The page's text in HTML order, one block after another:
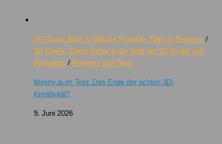
3D-Druck Blog: Entdecke Projekte, Tipps & Reviews /
3D-Grafik: Deine Reise in die Welt der 3D Grafik und
Animation / Reviews und Tests
Meshy.ai im Test: Das Ende der echten 3D-
Kreativität?
9. Juni 2026